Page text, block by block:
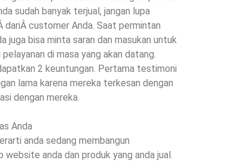
sudah banyak terjual, jangan lupa
customer Anda. Saat permintan
bisa minta saran dan masukan untuk
di masa yang akan datang.
2 keuntungan. Pertama testimoni
lama karena mereka terkesan dengan
dengan mereka.
Anda
anda sedang membangun
website anda dan produk yang anda jual.